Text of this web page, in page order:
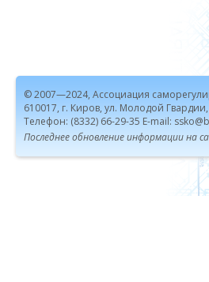
© 2007—2024, Ассоциация
610017, г. Киров, ул. Молодой Гвардии,
Телефон: (8332) 66-29-35 E-mail:
Последнее обновление информации на